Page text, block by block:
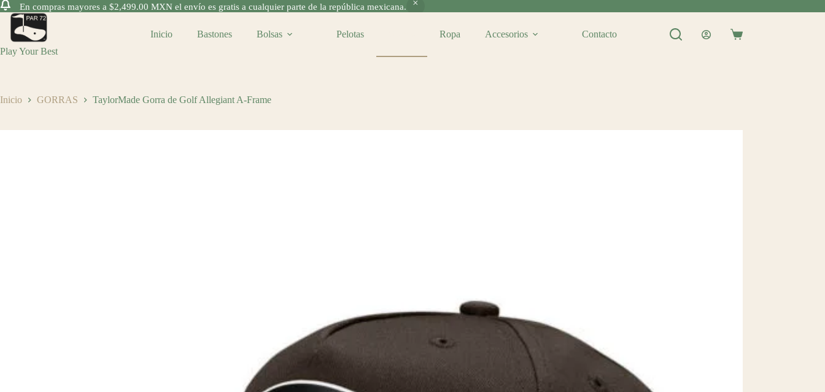
En compras mayores a $2,499.00 MXN el envío es gratis a cualquier parte de la república mexicana.
Saltar
contenido
Play Your Best
Inicio Bastones Bolsas Pelotas Ropa Accesorios Contacto
Shopping
Inicio GORRAS TaylorMade Gorra de Golf Allegiant A-Frame